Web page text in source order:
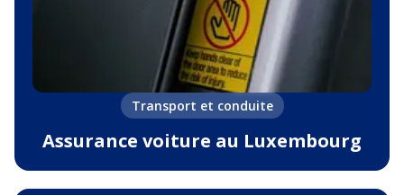
Transport et conduite
Assurance voiture au Luxembourg